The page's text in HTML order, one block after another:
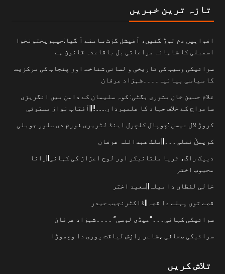
تازہ ترین خبریں
افواہیں دم توڑ گئیں، آفیشل گزٹ سامنے آ گیا:خیبرپختونخوا
اسمبلی کا شاہانہ مراعاتی بل باقاعدہ قانون ہے
سرائیکی وسیب کی تاریخی و لسانی شناخت اور پنجاب کی مرکزیت
کا سیاسی بیانیہ۔۔۔۔شہزاد عرفان
غلام حسین خان مشوری بگٹی: کوہ سلیمان کے دامن میں انگریزی
سامراج کے خلاف جہاد کا علمبردار…….!!||آفتاب نواز مستوئی
کروڑ لال عیسن :چوپال کلچرل اینڈ لٹریری فورم دی سلور جوبلی
کریمݨ نقلی۔۔۔||ملک عبداللہ عرفان
دیپک راگ، ثریا ملتانیکر اور لوح اعزاز کی کہانی||رانا
محبوب اختر
خالی لفظاں دا میلہ||سعید اختر
قصے توں پہلے دا قصہ||ڈاکٹرنجیب حیدر
سرائیکی کہانی۔۔۔“میڈی لوسی” ۔۔۔۔شہزاد عرفان
سرائیکی صحافی ،شاعر رازش لیاقت پوری دا وچھوڑا
تلاش کریں